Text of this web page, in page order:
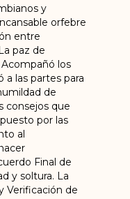
y
orfebre
entre
paz de
los
a las partes para
de
consejos que
por las
al
Final de
y soltura. La
Verificación de